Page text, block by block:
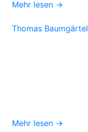
Mehr lesen →
Thomas Baumgärtel
Mehr lesen →